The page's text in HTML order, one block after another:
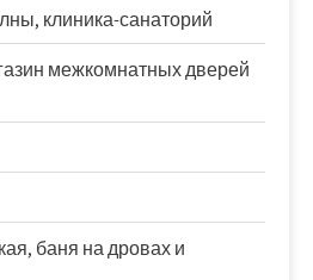
клиника-санаторий
межкомнатных дверей
баня на дровах и